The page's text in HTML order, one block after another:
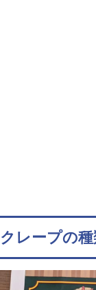
クレープの